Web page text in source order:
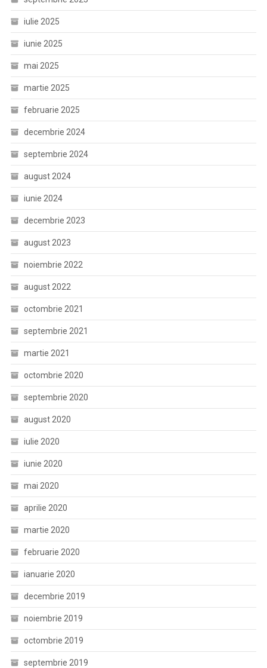
iulie 2025
iunie 2025
mai 2025
martie 2025
februarie 2025
decembrie 2024
septembrie 2024
august 2024
iunie 2024
decembrie 2023
august 2023
noiembrie 2022
august 2022
octombrie 2021
septembrie 2021
martie 2021
octombrie 2020
septembrie 2020
august 2020
iulie 2020
iunie 2020
mai 2020
aprilie 2020
martie 2020
februarie 2020
ianuarie 2020
decembrie 2019
noiembrie 2019
octombrie 2019
septembrie 2019